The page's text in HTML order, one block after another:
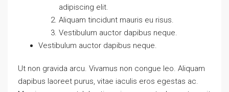
adipiscing elit.
Aliquam tincidunt mauris eu risus.
Vestibulum auctor dapibus neque.
Vestibulum auctor dapibus neque.
Ut non gravida arcu. Vivamus non congue leo. Aliquam
dapibus laoreet purus, vitae iaculis eros egestas ac.